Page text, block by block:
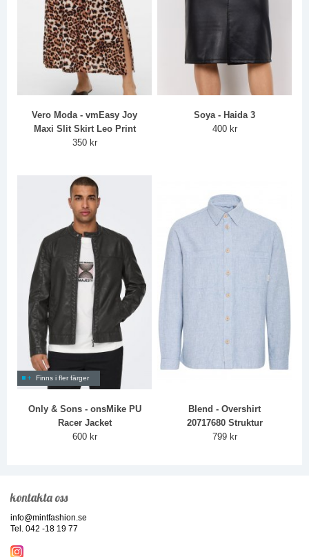
Vero Moda - vmEasy Joy
Maxi Slit Skirt Leo Print
350 kr
Soya - Haida 3
400 kr
Finns i fler färger
Only & Sons - onsMike PU
Racer Jacket
600 kr
Blend - Overshirt
20717680 Struktur
799 kr
kontakta oss
info@mintfashion.se
Tel. 042 -18 19 77